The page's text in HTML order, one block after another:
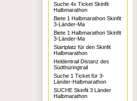
Suche 4x Ticket Skinfit
Halbmarathon
Biete 1 Halbmarathon Skinfit
3-Länder-Ma
Biete 1 Halbmarathon Skinfit
3-Länder-Ma
Startplatz für den Skinfit
Halbmarathon
Heldentrail Distanz des
Südthüringtrail
Suche 1 Ticket für 3-
Länder-Halbmarathon
SUCHE Skinfit 3 Länder
Halbmarathon